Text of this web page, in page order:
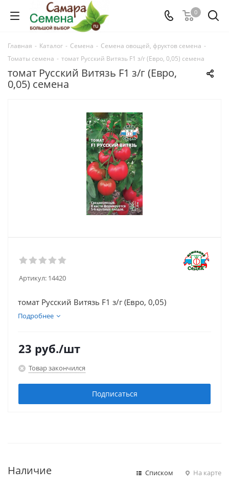
0
Главная - Каталог - Семена - Семена овощей, фруктов семена -
Томаты семена - томат Русский Витязь F1 з/г (Евро, 0,05) семена
томат Русский Витязь F1 з/г (Евро,
0,05) семена
Артикул: 14420
томат Русский Витязь F1 з/г (Евро, 0,05)
Подробнее
23 руб./шт
Товар закончился
Подписаться
Наличие Списком На карте